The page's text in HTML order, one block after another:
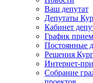
Ваш депутат
Депутаты
Кабинет
График
Постоянные
Решения
Интернет-
Собрание